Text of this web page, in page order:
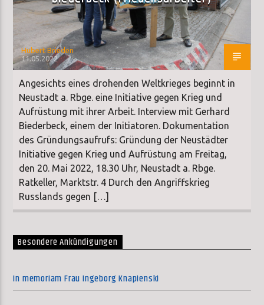
Hubert Brieden
11.05.2022
Angesichts eines drohenden Weltkrieges beginnt in
Neustadt a. Rbge. eine Initiative gegen Krieg und
Aufrüstung mit ihrer Arbeit. Interview mit Gerhard
Biederbeck, einem der Initiatoren. Dokumentation
des Gründungsaufrufs: Gründung der Neustädter
Initiative gegen Krieg und Aufrüstung am Freitag,
den 20. Mai 2022, 18.30 Uhr, Neustadt a. Rbge.
Ratkeller, Marktstr. 4 Durch den Angriffskrieg
Russlands gegen […]
Besondere Ankündigungen
In memoriam Frau Ingeborg Knapienski